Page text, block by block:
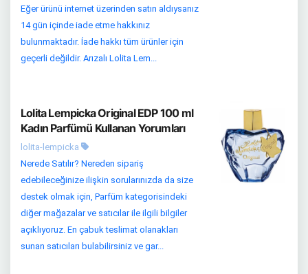
Eğer ürünü internet üzerinden satın aldıysanız
14 gün içinde iade etme hakkınız
bulunmaktadır. İade hakkı tüm ürünler için
geçerli değildir. Arızalı Lolita Lem...
Lolita Lempicka Original EDP 100 ml
Kadın Parfümü Kullanan Yorumları
lolita-lempicka
Nerede Satılır? Nereden sipariş
edebileceğinize ilişkin sorularınızda da size
destek olmak için, Parfüm kategorisindeki
diğer mağazalar ve satıcılar ile ilgili bilgiler
açıklıyoruz. En çabuk teslimat olanakları
sunan satıcıları bulabilirsiniz ve gar...